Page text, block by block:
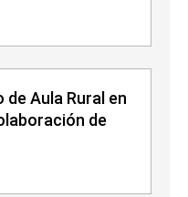
Aula Rural en
de